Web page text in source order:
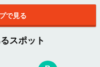
で見る
スポット